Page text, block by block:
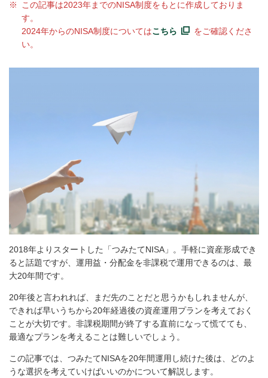
※
この記事は2023年までのNISA制度をもとに作成しておりま
す。
2024年からのNISA制度についてはこちら
をご確認くださ
い。
2018年よりスタートした「つみたてNISA」。手軽に資産形成でき
ると話題ですが、運用益・分配金を非課税で運用できるのは、最
大20年間です。
20年後と言われれば、まだ先のことだと思うかもしれませんが、
できれば早いうちから20年経過後の資産運用プランを考えておく
ことが大切です。非課税期間が終了する直前になって慌てても、
最適なプランを考えることは難しいでしょう。
この記事では、つみたてNISAを20年間運用し続けた後は、どのよ
うな選択を考えていけばいいのかについて解説します。